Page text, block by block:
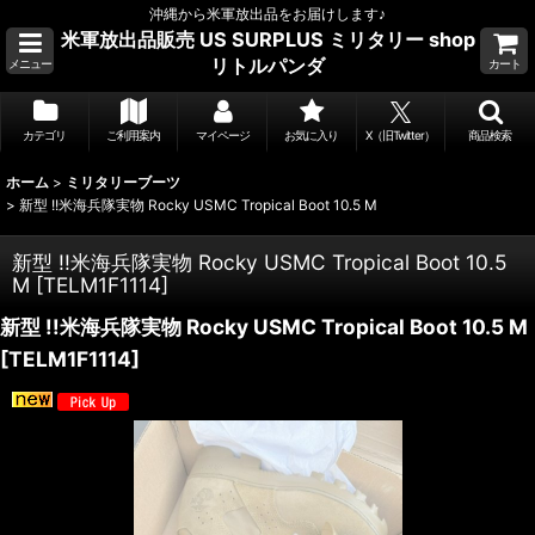
沖縄から米軍放出品をお届けします♪
メニュー
米軍放出品販売 US SURPLUS ミリタリー shop
リトルパンダ
カート
カテゴリ ご利用案内 マイページ お気に入り X（旧Twitter） 商品検索
ホーム > ミリタリーブーツ
> 新型 !!米海兵隊実物 Rocky USMC Tropical Boot 10.5 M
新型 !!米海兵隊実物 Rocky USMC Tropical Boot 10.5
M [TELM1F1114]
新型 !!米海兵隊実物 Rocky USMC Tropical Boot 10.5 M
[TELM1F1114]